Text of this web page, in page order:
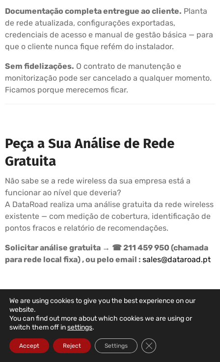
Documentação completa entregue ao cliente. Planta
de rede atualizada, configurações exportadas,
credenciais de acesso e manual de gestão básica — para
que o cliente nunca fique refém do instalador.
Sem fidelizações. O contrato de manutenção e
monitorização pode ser cancelado a qualquer momento.
Ficamos porque merecemos ficar.
Peça a Sua Análise de Rede
Gratuita
Não sabe se a rede wireless da sua empresa está a
funcionar ao nível que deveria?
A DataRoad realiza uma análise gratuita da rede wireless
existente — com medição de cobertura, identificação de
pontos fracos e relatório de recomendações.
Solicitar análise gratuita → ☎ 211 459 950 (chamada
para rede local fixa) , ou pelo email : sales@dataroad.pt
PLANOS DE SUPORTE DATAROAD
A Informática Da Sua Empresa
Nas Mãos Certas
We are using cookies to give you the best experience on our
website.
You can find out more about which cookies we are using or
switch them off insettings.
Accept Reject Settings Close GDPR Cookie